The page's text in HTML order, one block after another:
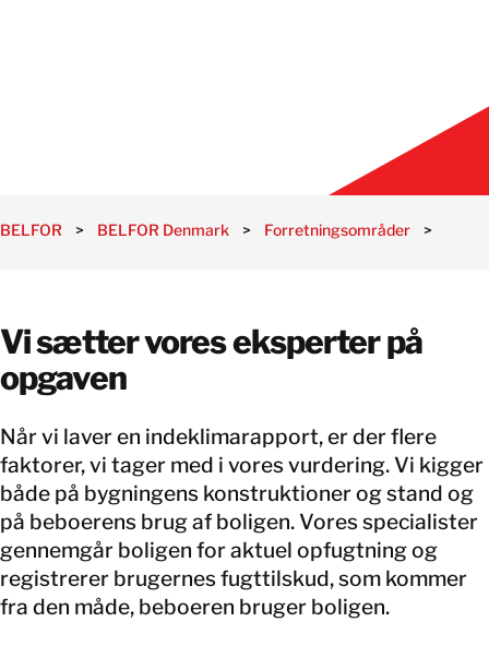
BELFOR > BELFOR Denmark > Forretningsområder >
Vi sætter vores eksperter på
opgaven
Når vi laver en indeklimarapport, er der flere
faktorer, vi tager med i vores vurdering. Vi kigger
både på bygningens konstruktioner og stand og
på beboerens brug af boligen. Vores specialister
gennemgår boligen for aktuel opfugtning og
registrerer brugernes fugttilskud, som kommer
fra den måde, beboeren bruger boligen.